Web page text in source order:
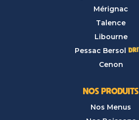
Mérignac
Talence
Libourne
Pessac Bersol
Cenon
NOS PRODUITS
Nos Menus